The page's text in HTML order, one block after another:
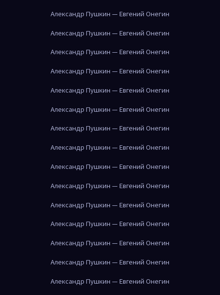
Александр Пушкин — Евгений Онегин
Александр Пушкин — Евгений Онегин
Александр Пушкин — Евгений Онегин
Александр Пушкин — Евгений Онегин
Александр Пушкин — Евгений Онегин
Александр Пушкин — Евгений Онегин
Александр Пушкин — Евгений Онегин
Александр Пушкин — Евгений Онегин
Александр Пушкин — Евгений Онегин
Александр Пушкин — Евгений Онегин
Александр Пушкин — Евгений Онегин
Александр Пушкин — Евгений Онегин
Александр Пушкин — Евгений Онегин
Александр Пушкин — Евгений Онегин
Александр Пушкин — Евгений Онегин